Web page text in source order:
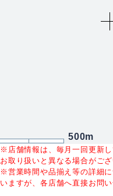
500m
※店舗情報は、毎月一回更新
お取り扱いと異なる場合がござ
※営業時間や品揃え等の詳細
いますが、各店舗へ直接お問い